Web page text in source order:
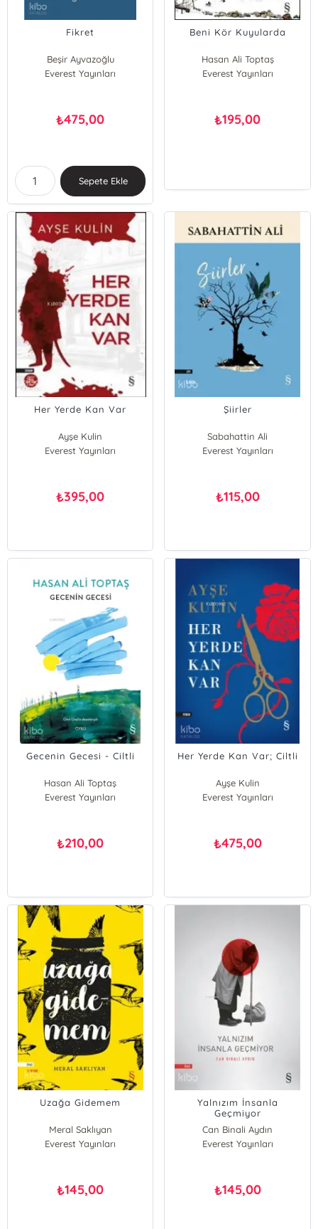
Fikret
Beşir Ayvazoğlu
Everest Yayınları
₺475,00
Sepete Ekle
Beni Kör Kuyularda
Hasan Ali Toptaş
Everest Yayınları
₺195,00
Her Yerde Kan Var
Ayşe Kulin
Everest Yayınları
₺395,00
Şiirler
Sabahattin Ali
Everest Yayınları
₺115,00
Gecenin Gecesi - Ciltli
Hasan Ali Toptaş
Everest Yayınları
₺210,00
Her Yerde Kan Var; Ciltli
Ayşe Kulin
Everest Yayınları
₺475,00
Uzağa Gidemem
Meral Saklıyan
Everest Yayınları
₺145,00
Yalnızım İnsanla
Geçmiyor
Can Binali Aydın
Everest Yayınları
₺145,00